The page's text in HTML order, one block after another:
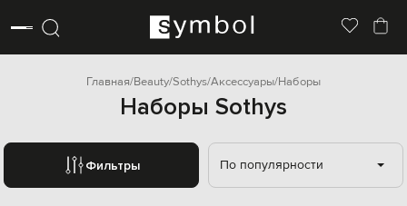
Главная Beauty Sothys Аксессуары Наборы
Наборы Sothys
Фильтры По популярности